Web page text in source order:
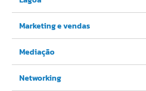
Marketing e vendas
Mediação
Networking